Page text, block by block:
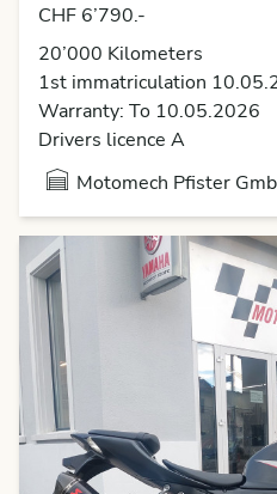
CHF 6’790.-
20’000 Kilometers
1st immatriculation
Warranty: To 10.05.2026
Drivers licence A
Motomech Pfister